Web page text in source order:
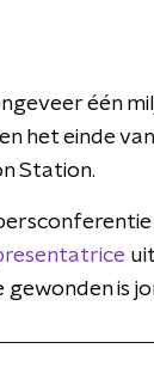
één
het einde
Station.
is